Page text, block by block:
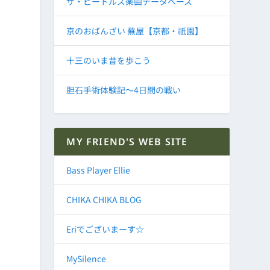
京のおばんざい 蕪屋【京都・祇園】
十三のいま昔を歩こう
胆石手術体験記～4日間の戦い
MY FRIEND'S WEB SITE
Bass Player Ellie
CHIKA CHIKA BLOG
Eriでございまーす☆
MySilence